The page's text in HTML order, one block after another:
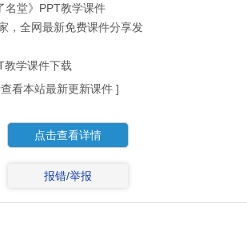
名堂》PPT教学课件
，全网最新免费课件分享发
教学课件下载
看本站最新更新课件 ]
点击查看详情
报错/举报